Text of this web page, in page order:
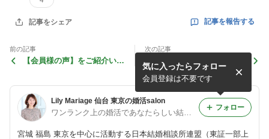
記事をシェア 記事を報告する
前の記事
【会員様の声】をご紹介いた
次の記事
オンライン面談、オンライン
お見合いスタートいたしま
す！
Lily Mariage 仙台 東京の婚活salon
ワンランク上の婚活であなたらしい結婚を一年以内に目指す♡Lily Mariage
宮城 福島 東京を中心に活動する日本結婚相談所連盟（東証一部上
気に入ったらフォロー
会員登録は不要です
フォロー